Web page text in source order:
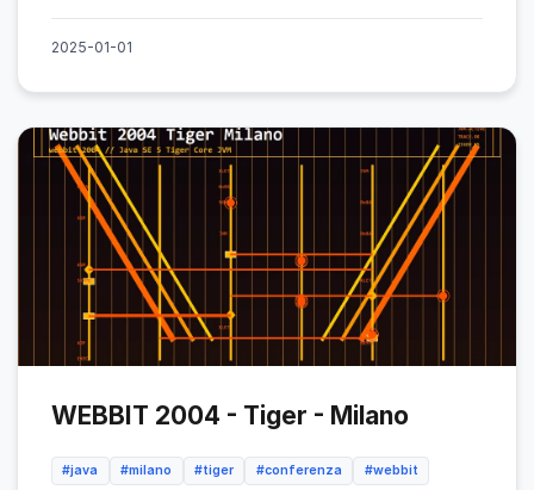
2025-01-01
WEBBIT 2004 - Tiger - Milano
#java #milano #tiger #conferenza #webbit